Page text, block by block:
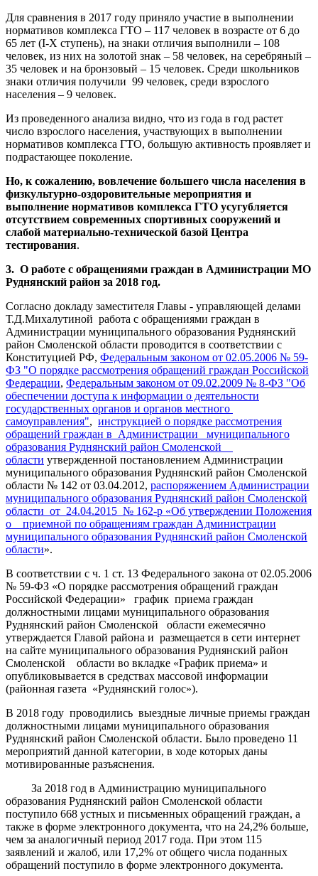
Для сравнения в 2017 году приняло участие в выполнении
нормативов комплекса ГТО – 117 человек в возрасте от 6 до
65 лет (I-X ступень), на знаки отличия выполнили – 108
человек, из них на золотой знак – 58 человек, на серебряный –
35 человек и на бронзовый – 15 человек. Среди школьников
знаки отличия получили 99 человек, среди взрослого
населения – 9 человек.
Из проведенного анализа видно, что из года в год растет
число взрослого населения, участвующих в выполнении
нормативов комплекса ГТО, большую активность проявляет и
подрастающее поколение.
Но, к сожалению, вовлечение большего числа населения в
физкультурно-оздоровительные мероприятия и
выполнение нормативов комплекса ГТО усугубляется
отсутствием современных спортивных сооружений и
слабой материально-технической базой Центра
тестирования.
3. О работе с обращениями граждан в Администрации МО
Руднянский район за 2018 год.
Согласно докладу заместителя Главы - управляющей делами
Т.Д.Михалутиной работа с обращениями граждан в
Администрации муниципального образования Руднянский
район Смоленской области проводится в соответствии с
Конституцией РФ, Федеральным законом от 02.05.2006 № 59-
ФЗ "О порядке рассмотрения обращений граждан Российской
Федерации, Федеральным законом от 09.02.2009 № 8-ФЗ "Об
обеспечении доступа к информации о деятельности
государственных органов и органов местного
самоуправления", инструкцией о порядке рассмотрения
обращений граждан в Администрации муниципального
образования Руднянский район Смоленской
области утвержденной постановлением Администрации
муниципального образования Руднянский район Смоленской
области № 142 от 03.04.2012, распоряжением Администрации
муниципального образования Руднянский район Смоленской
области от 24.04.2015 № 162-р «Об утверждении Положения
о приемной по обращениям граждан Администрации
муниципального образования Руднянский район Смоленской
области».
В соответствии с ч. 1 ст. 13 Федерального закона от 02.05.2006
№ 59-ФЗ «О порядке рассмотрения обращений граждан
Российской Федерации» график приема граждан
должностными лицами муниципального образования
Руднянский район Смоленской области ежемесячно
утверждается Главой района и размещается в сети интернет
на сайте муниципального образования Руднянский район
Смоленской области во вкладке «График приема» и
опубликовывается в средствах массовой информации
(районная газета «Руднянский голос»).
В 2018 году проводились выездные личные приемы граждан
должностными лицами муниципального образования
Руднянский район Смоленской области. Было проведено 11
мероприятий данной категории, в ходе которых даны
мотивированные разъяснения.
За 2018 год в Администрацию муниципального
образования Руднянский район Смоленской области
поступило 668 устных и письменных обращений граждан, а
также в форме электронного документа, что на 24,2% больше,
чем за аналогичный период 2017 года. При этом 115
заявлений и жалоб, или 17,2% от общего числа поданных
обращений поступило в форме электронного документа.